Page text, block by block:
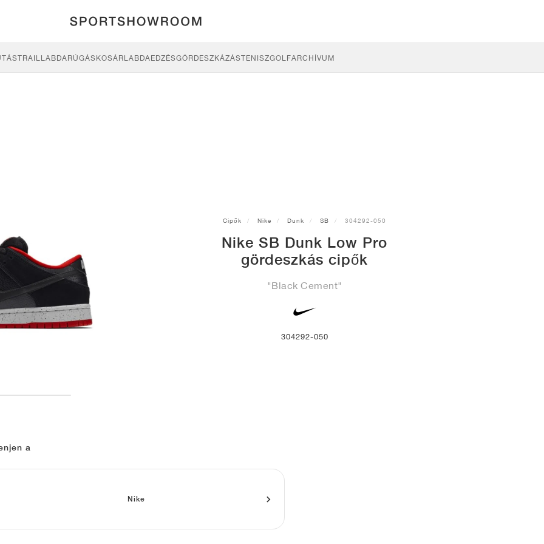
TRAILLABDARÚGÁSKOSÁRLABDAEDZÉSGÖRDESZKÁZÁSTENISZGOLFARCHÍVUM
Cipők Nike Dunk SB 304292-050
Nike SB Dunk Low Pro
gördeszkás cipők
"Black Cement"
304292-050
a
Nike